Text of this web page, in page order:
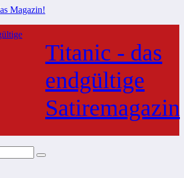
Titanic - das
endgültige
Satiremagazin